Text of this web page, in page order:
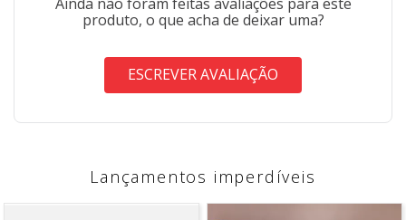
produto, o que acha de deixar uma?
ESCREVER AVALIAÇÃO
Lançamentos imperdíveis